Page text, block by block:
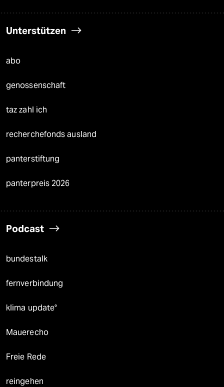
Unterstützen
abo
genossenschaft
taz zahl ich
recherchefonds ausland
panterstiftung
panterpreis 2026
Podcast
bundestalk
fernverbindung
klima update°
Mauerecho
Freie Rede
reingehen